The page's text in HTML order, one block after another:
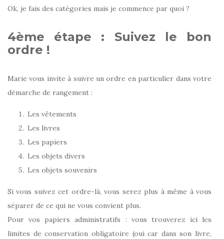
Ok, je fais des catégories mais je commence par quoi ?
4ème étape : Suivez le bon
ordre !
Marie vous invite à suivre un ordre en particulier dans votre
démarche de rangement :
Les vêtements
Les livres
Les papiers
Les objets divers
Les objets souvenirs
Si vous suivez cet ordre-là, vous serez plus à même à vous
séparer de ce qui ne vous convient plus.
Pour vos papiers administratifs : vous trouverez ici les
limites de conservation obligatoire (oui car dans son livre,